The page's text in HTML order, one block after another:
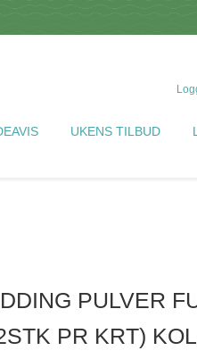
UKENS TILBUD
PULVER
PR KRT)